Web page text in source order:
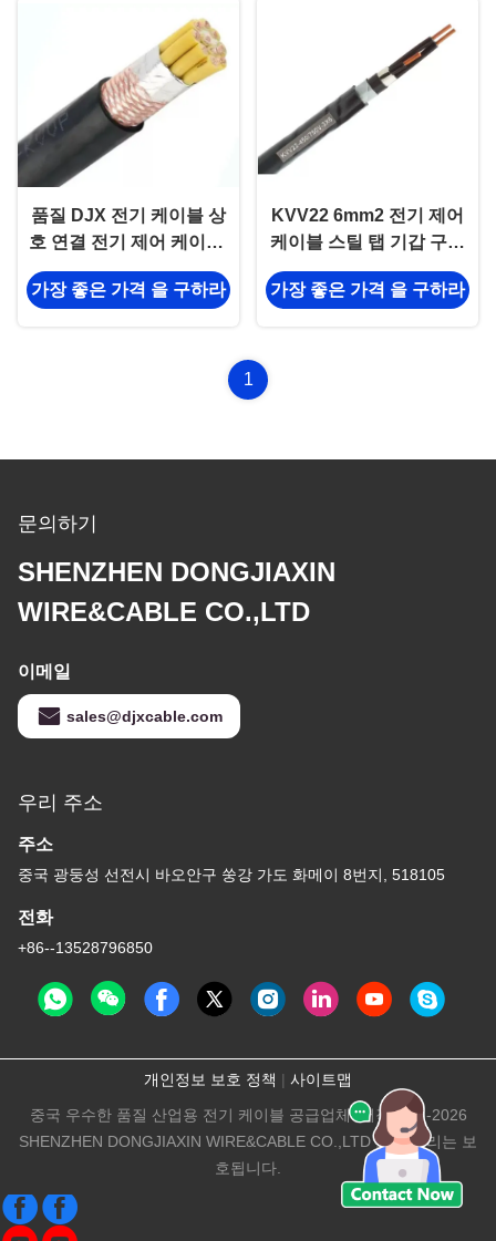
품질 DJX 전기 케이블 상
호 연결 전기 제어 케이블,
KVV KVVP 1.5-630sq 유
연한 전기 와이어
가장 좋은 가격 을 구하라
KVV22 6mm2 전기 제어
케이블 스틸 탭 기갑 구리
코어
가장 좋은 가격 을 구하라
1
문의하기
SHENZHEN DONGJIAXIN
WIRE&CABLE CO.,LTD
이메일
sales@djxcable.com
우리 주소
주소
중국 광둥성 선전시 바오안구 쑹강 가도 화메이 8번지, 518105
전화
+86--13528796850
개인정보 보호 정책 | 사이트맵
중국 우수한 품질 산업용 전기 케이블 공급업체. 저작권 © -2026
SHENZHEN DONGJIAXIN WIRE&CABLE CO.,LTD 모든 권리는 보
호됩니다.